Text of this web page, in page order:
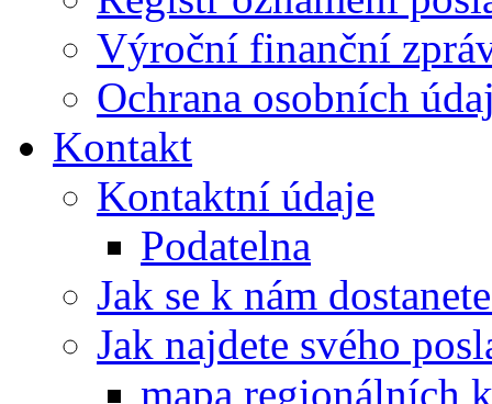
Výroční finanční
Ochrana osobních
Kontakt
Kontaktní údaje
Podatelna
Jak se k nám
Jak najdete svého
mapa regionálních